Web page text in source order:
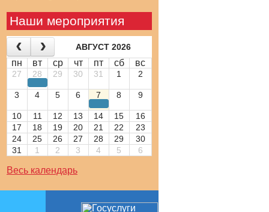
Наши мероприятия
АВГУСТ 2026
пн вт ср чт пт сб вс
27 28 29 30 31 1 2
3 4 5 6 7 8 9
10 11 12 13 14 15
16
17
18 19 20 21 22
23
24
25 26 27 28 29
30
31
1 2 3 4 5 6
Весь календарь